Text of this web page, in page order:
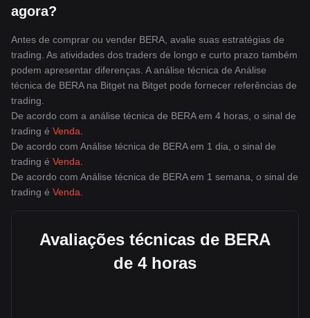
agora?
Antes de comprar ou vender BERA, avalie suas estratégias de
trading. As atividades dos traders de longo e curto prazo também
podem apresentar diferenças. A análise técnica de Análise
técnica de BERA na Bitget na Bitget pode fornecer referências de
trading.
De acordo com a análise técnica de BERA em 4 horas, o sinal de
trading é Venda
De acordo com Análise técnica de BERA em 1 dia, o sinal de
trading é Venda
De acordo com Análise técnica de BERA em 1 semana, o sinal de
trading é Venda
Avaliações técnicas de BERA
de 4 horas